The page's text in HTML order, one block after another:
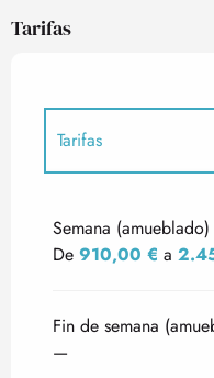
Tarifas
Tarifas
Semana (amueblado)
De 910,00 € a
Fin de semana
—